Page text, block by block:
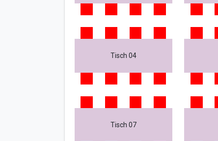
Tisch 04
Tisch 07